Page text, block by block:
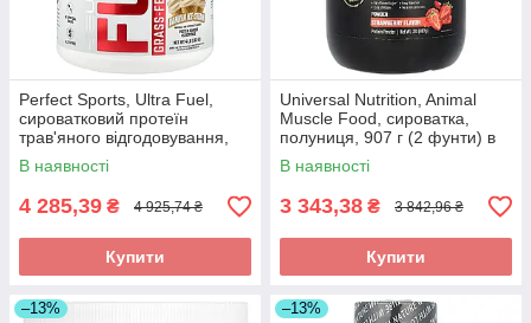
Perfect Sports, Ultra Fuel,
сироватковий протеїн
трав'яного відгодовування,
ванільне морозиво, 1,82 кг (4
фунти) оригінал
В наявності
4 285,39 ₴ 4 925,74 ₴
Купити
Universal Nutrition, Animal
Muscle Food, сироватка,
полуниця, 907 г (2 фунти) в
Україні оригінал
В наявності
3 343,38 ₴ 3 842,96 ₴
Купити
–13% –13%